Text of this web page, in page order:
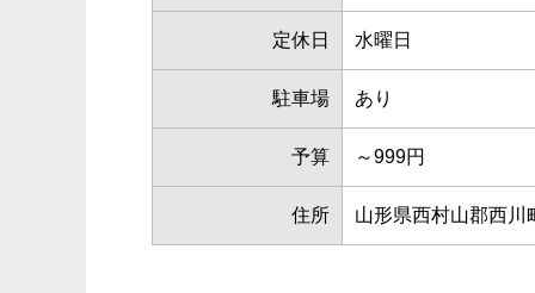
定休日 水曜日
駐車場 あり
予算 ～999円
住所 山形県西村山郡西川